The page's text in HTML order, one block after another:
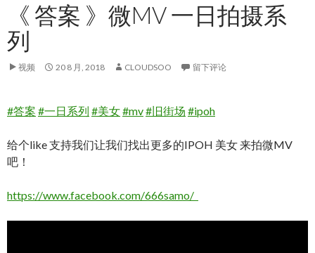
《 答案 》微MV 一日拍摄系
列
视频 20 8 月, 2018 CLOUDSOO 留下评论
#答案 #一日系列 #美女#mv#旧街场 #ipoh
给个like 支持我们让我们找出更多的IPOH 美女 来拍微MV
吧！
https://www.facebook.com/666samo/